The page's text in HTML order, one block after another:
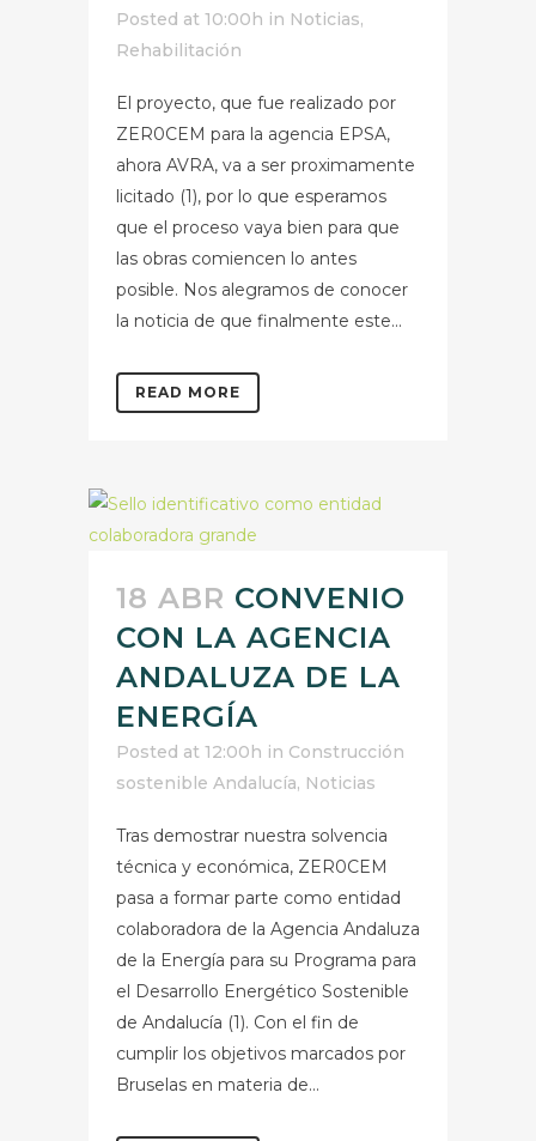
Posted at 10:00h in Noticias,
Rehabilitación
El proyecto, que fue realizado por
ZER0CEM para la agencia EPSA,
ahora AVRA, va a ser proximamente
licitado (1), por lo que esperamos
que el proceso vaya bien para que
las obras comiencen lo antes
posible. Nos alegramos de conocer
la noticia de que finalmente este...
READ MORE
18 ABR CONVENIO
CON LA AGENCIA
ANDALUZA DE LA
ENERGÍA
Posted at 12:00h in Construcción
sostenible Andalucía, Noticias
Tras demostrar nuestra solvencia
técnica y económica, ZER0CEM
pasa a formar parte como entidad
colaboradora de la Agencia Andaluza
de la Energía para su Programa para
el Desarrollo Energético Sostenible
de Andalucía (1). Con el fin de
cumplir los objetivos marcados por
Bruselas en materia de...